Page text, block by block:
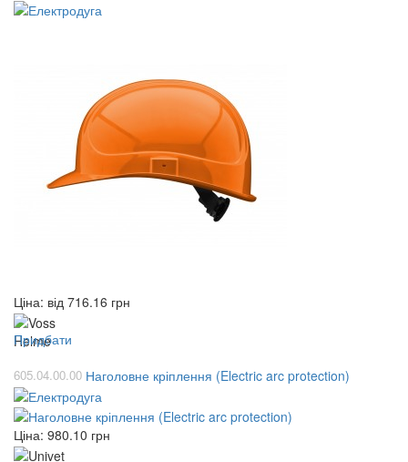
Ціна: від 716.16 грн
Придбати
605.04.00.00 Наголовне кріплення (Electric arc protection)
Ціна: 980.10 грн